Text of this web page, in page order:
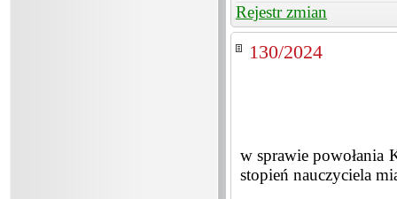
Rejestr zmian
130/2024
w sprawie powołania
stopień nauczyciela